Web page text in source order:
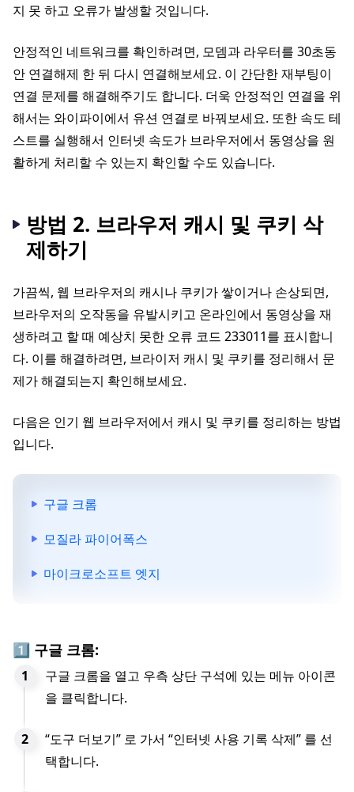
지 못 하고 오류가 발생할 것입니다.
안정적인 네트워크를 확인하려면, 모뎀과 라우터를 30초동
안 연결해제 한 뒤 다시 연결해보세요. 이 간단한 재부팅이
연결 문제를 해결해주기도 합니다. 더욱 안정적인 연결을 위
해서는 와이파이에서 유션 연결로 바꿔보세요. 또한 속도 테
스트를 실행해서 인터넷 속도가 브라우저에서 동영상을 원
활하게 처리할 수 있는지 확인할 수도 있습니다.
방법 2. 브라우저 캐시 및 쿠키 삭
제하기
가끔씩, 웹 브라우저의 캐시나 쿠키가 쌓이거나 손상되면,
브라우저의 오작동을 유발시키고 온라인에서 동영상을 재
생하려고 할 때 예상치 못한 오류 코드 233011를 표시합니
다. 이를 해결하려면, 브라이저 캐시 및 쿠키를 정리해서 문
제가 해결되는지 확인해보세요.
다음은 인기 웹 브라우저에서 캐시 및 쿠키를 정리하는 방법
입니다.
구글 크롬
모질라 파이어폭스
마이크로소프트 엣지
1️⃣ 구글 크롬:
구글 크롬을 열고 우측 상단 구석에 있는 메뉴 아이콘
을 클릭합니다.
“도구 더보기” 로 가서 “인터넷 사용 기록 삭제” 를 선
택합니다.